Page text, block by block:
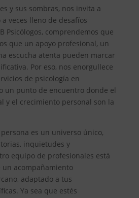
y sus sombras, nos invita a
veces lleno de desafíos
Psicólogos, comprendemos que
que un apoyo profesional, un
escucha atenta pueden marcar
Por eso, nos enorgullece
de psicología en
un punto de encuentro donde el
y el crecimiento personal son la
es un universo único,
inquietudes y
equipo de profesionales está
acompañamiento
adaptado a tus
Ya sea que estés